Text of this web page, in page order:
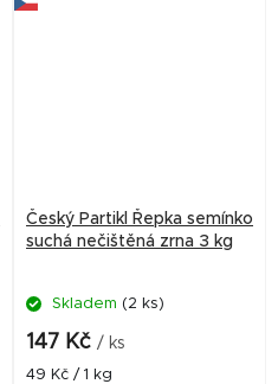
Český Partikl Řepka semínko
suchá nečištěná zrna 3 kg
Skladem (2 ks)
147 Kč / ks
Měrná
49 Kč / 1 kg